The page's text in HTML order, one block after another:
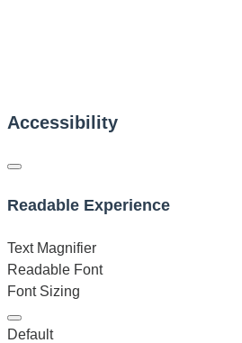
Accessibility
Readable Experience
Text Magnifier
Readable Font
Font Sizing
Default